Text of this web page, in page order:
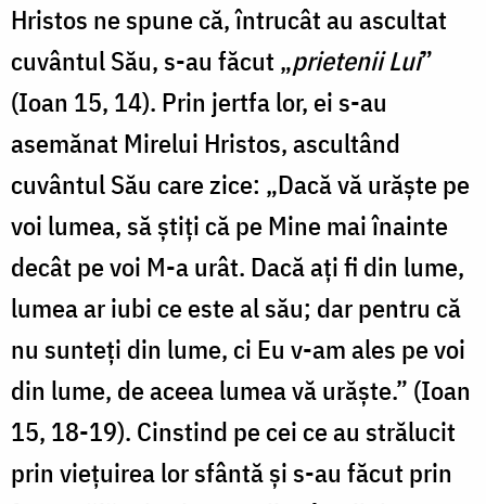
Hristos ne spune că, întrucât au ascultat
cuvântul Său, s-au făcut „prietenii Lui”
(Ioan 15, 14). Prin jertfa lor, ei s-au
asemănat Mirelui Hristos, ascultând
cuvântul Său care zice: „Dacă vă urăște pe
voi lumea, să știți că pe Mine mai înainte
decât pe voi M-a urât. Dacă ați fi din lume,
lumea ar iubi ce este al său; dar pentru că
nu sunteți din lume, ci Eu v-am ales pe voi
din lume, de aceea lumea vă urăște.” (Ioan
15, 18-19). Cinstind pe cei ce au strălucit
prin viețuirea lor sfântă și s-au făcut prin